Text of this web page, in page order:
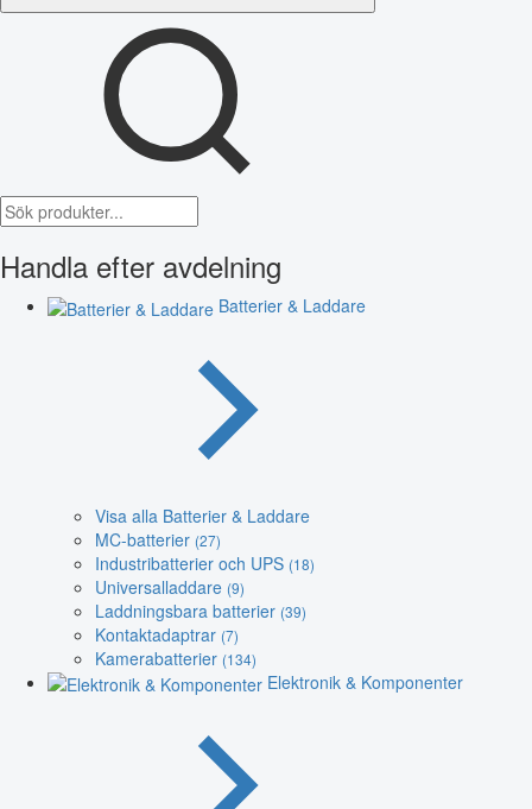
Handla efter avdelning
Batterier & Laddare
Visa alla Batterier & Laddare
MC-batterier (27)
Industribatterier och UPS (18)
Universalladdare (9)
Laddningsbara batterier (39)
Kontaktadaptrar (7)
Kamerabatterier (134)
Elektronik & Komponenter